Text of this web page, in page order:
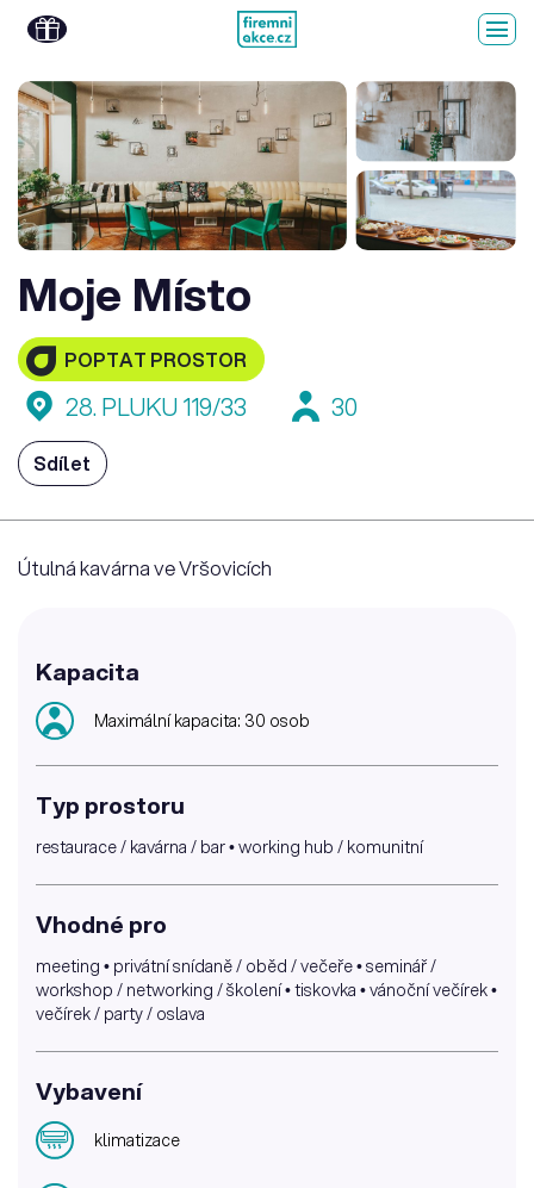
Moje Místo
POPTAT PROSTOR
28. PLUKU 119/33 30
Sdílet
Útulná kavárna ve Vršovicích
Kapacita
Maximální kapacita: 30 osob
Typ prostoru
restaurace / kavárna / bar • working hub / komunitní
Vhodné pro
meeting • privátní snídaně / oběd / večeře • seminář /
workshop / networking / školení • tiskovka • vánoční večírek •
večírek / party / oslava
Vybavení
klimatizace